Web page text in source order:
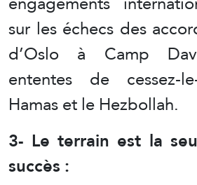
sur les échecs des
d’Oslo à Camp
ententes de cessez-
Hamas et le Hezbollah.
3- Le terrain est la
succès :